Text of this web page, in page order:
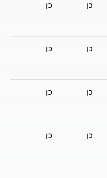
כן כן
כן כן
כן כן
כן כן